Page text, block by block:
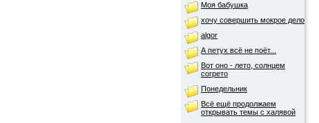
Моя бабушка
хочу совершить мокрое дело
algor
А петух всё не поёт...
Вот оно - лето, солнцем
согрето
Понедельник
Всё ещё продолжаем
открывать темы с халявой